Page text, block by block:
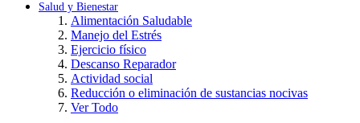
Salud y Bienestar
Alimentación Saludable
Manejo del Estrés
Ejercicio físico
Descanso Reparador
Actividad social
Reducción o eliminación de sustancias nocivas
Ver Todo